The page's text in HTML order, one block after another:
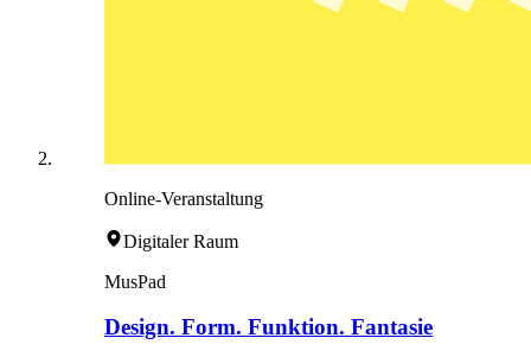
Online-Veranstaltung
Digitaler Raum
MusPad
Design. Form. Funktion. Fantasie